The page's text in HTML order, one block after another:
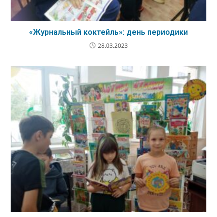
«Журнальный коктейль»: день периодики
28.03.2023